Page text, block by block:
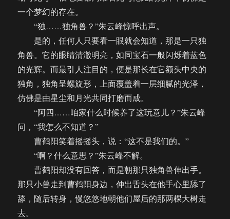
一个梦幻的存在。
“独……独角兽？”朱云峰惊呼出声。
是的，任何人只要看一眼就会知道，那是一只独
角兽。它的眼睛清澈明亮，如同宝石一般闪烁着蓝色
的光辉。而最引人注目的，便是那长在它额头中央的
独角，独角呈螺旋形，上面覆盖着一层细腻的光泽，
仿佛是由星尘和月光共同打磨而成。
“阿四……咱家什么时候养了这玩意儿？”朱云峰
问，“我怎么不知道？”
曹鹤阳笑着摇摇头，说：“这不是我们的。”
“啊？什么意思？”朱云峰不解。
曹鹤阳却没有回答，而是朝那只独角兽伸出手。
那只小兽走到曹鹤阳身边，伸出舌头在他手心里舔了
舔，随后转身，慢悠悠地朝他们屋后的那两棵大树走
去。